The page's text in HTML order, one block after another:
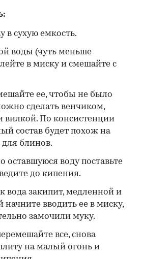
в сухую емкость.
воды (чуть меньше
в миску и смешайте с
ее, чтобы не было
сделать венчиком,
вилкой. По консистенции
состав будет похож на
блинов.
оставшуюся воду поставьте
до кипения.
вода закипит, медленной и
начните вводить ее в миску,
замочили муку.
все, снова
на малый огонь и